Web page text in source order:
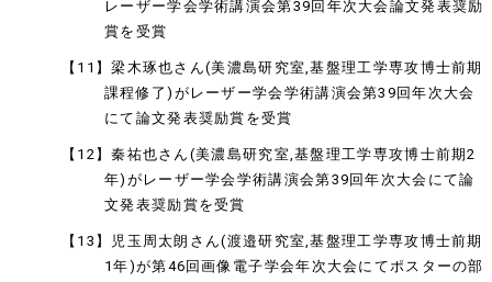
レーザー学会学術講演会第39回年次大会論文発表奨励
賞を受賞
【11】梁木琢也さん(美濃島研究室,基盤理工学専攻博士前期
課程修了)がレーザー学会学術講演会第39回年次大会
にて論文発表奨励賞を受賞
【12】秦祐也さん(美濃島研究室,基盤理工学専攻博士前期2
年)がレーザー学会学術講演会第39回年次大会にて論
文発表奨励賞を受賞
【13】児玉周太朗さん(渡邉研究室,基盤理工学専攻博士前期
1年)が第46回画像電子学会年次大会にてポスターの部